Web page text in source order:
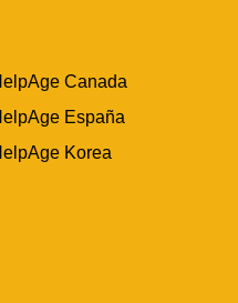
Canada
España
Korea